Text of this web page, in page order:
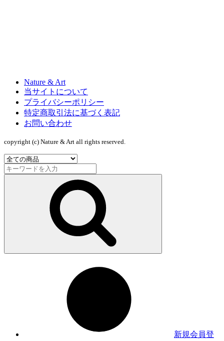
Nature & Art
当サイトについて
プライバシーポリシー
特定商取引法に基づく表記
お問い合わせ
copyright (c) Nature & Art all rights reserved.
新規会員登